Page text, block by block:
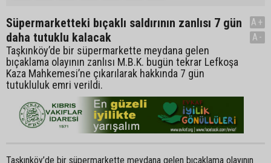
Süpermarketteki bıçaklı saldırının zanlısı 7 gün
daha tutuklu kalacak
Taşkınköy’de bir süpermarkette meydana gelen
bıçaklama olayının zanlısı M.B.K. bugün tekrar Lefkoşa
Kaza Mahkemesi’ne çıkarılarak hakkında 7 gün
tutukluluk emri verildi.
A+
A-
Taşkınköy’de bir süpermarkette meydana gelen bıçaklama olayının